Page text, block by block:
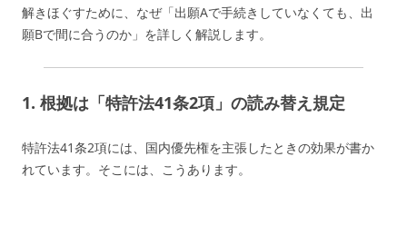
解きほぐすために、なぜ「出願Aで手続きしていなくても、出
願Bで間に合うのか」を詳しく解説します。
1. 根拠は「特許法41条2項」の読み替え規定
特許法41条2項には、国内優先権を主張したときの効果が書か
れています。そこには、こうあります。